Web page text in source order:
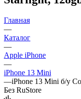
Главная
—
Каталог
—
Apple iPhone
—
iPhone 13 Mini
—iPhone 13 Mini б/у
Без RuStore